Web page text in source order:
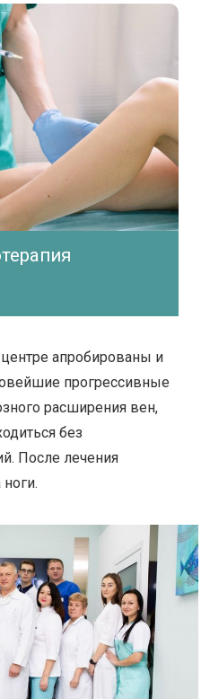
апробированы и
прогрессивные
расширения вен,
без
После лечения
ноги.